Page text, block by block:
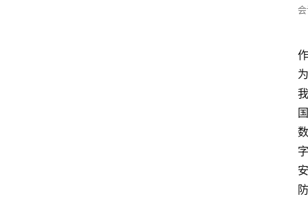
作
为
我
国
数
字
安
防